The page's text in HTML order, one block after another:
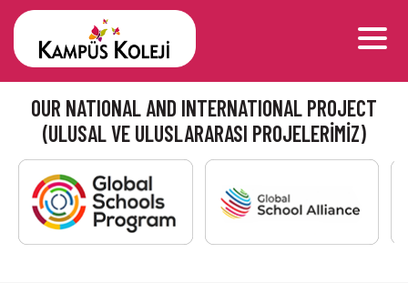
OUR NATIONAL AND INTERNATIONAL PROJECT
(ULUSAL VE ULUSLARARASI PROJELERİMİZ)